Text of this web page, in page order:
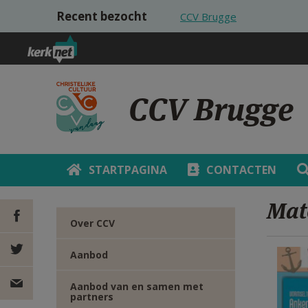
Overslaan en naar de inhoud gaan
Recent bezocht CCV Brugge
CCV Brugge
STARTPAGINA CONTACTEN
DEEL OP
FACEBOOK
DEEL OP
Over CCV
Aanbod
Aanbod van en samen met
partners